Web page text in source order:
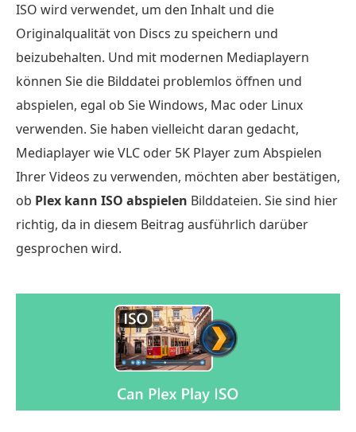
ISO wird verwendet, um den Inhalt und die
Originalqualität von Discs zu speichern und
beizubehalten. Und mit modernen Mediaplayern
können Sie die Bilddatei problemlos öffnen und
abspielen, egal ob Sie Windows, Mac oder Linux
verwenden. Sie haben vielleicht daran gedacht,
Mediaplayer wie VLC oder 5K Player zum Abspielen
Ihrer Videos zu verwenden, möchten aber bestätigen,
ob Plex kann ISO abspielen Bilddateien. Sie sind hier
richtig, da in diesem Beitrag ausführlich darüber
gesprochen wird.